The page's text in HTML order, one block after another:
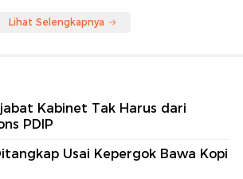
Lihat Selengkapnya
Kabinet Tak Harus dari
PDIP
Usai Kepergok Bawa Kopi